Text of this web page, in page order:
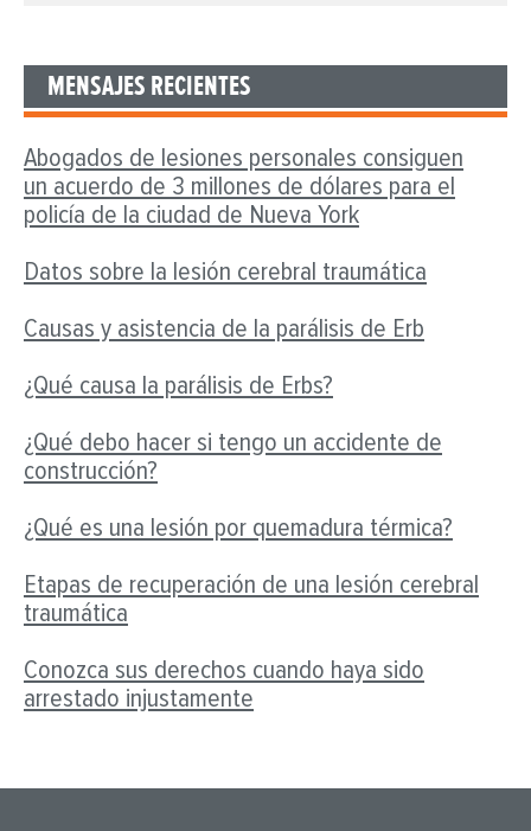
MENSAJES RECIENTES
Abogados de lesiones personales consiguen
un acuerdo de 3 millones de dólares para el
policía de la ciudad de Nueva York
Datos sobre la lesión cerebral traumática
Causas y asistencia de la parálisis de Erb
¿Qué causa la parálisis de Erbs?
¿Qué debo hacer si tengo un accidente de
construcción?
¿Qué es una lesión por quemadura térmica?
Etapas de recuperación de una lesión cerebral
traumática
Conozca sus derechos cuando haya sido
arrestado injustamente